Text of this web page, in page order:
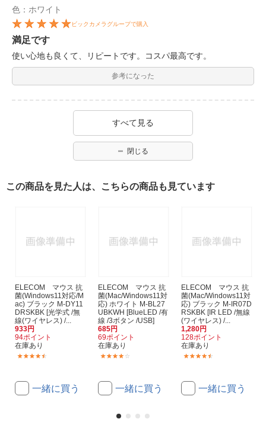
色：ホワイト
ビックカメラグループで購入
満足です
使い心地も良くて、リピートです。コスパ最高です。
参考になった
すべて見る
閉じる
この商品を見た人は、こちらの商品も見ています
ELECOM マウス 抗
菌(Windows11対応/M
ac) ブラック M-DY11
DRSKBK [光学式 /無
線(ワイヤレス) /...
933円
94ポイント
在庫あり
一緒に買う
ELECOM マウス 抗
菌(Mac/Windows11対
応) ホワイト M-BL27
UBKWH [BlueLED /有
線 /3ボタン /USB]
685円
69ポイント
在庫あり
一緒に買う
ELECOM マウス 抗
菌(Mac/Windows11対
応) ブラック M-IR07D
RSKBK [IR LED /無線
(ワイヤレス) /...
1,280円
128ポイント
在庫あり
一緒に買う